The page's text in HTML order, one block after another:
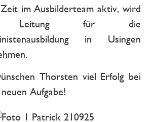
im Ausbilderteam aktiv, wird
Leitung für die
in Usingen
Thorsten viel Erfolg bei
Aufgabe!